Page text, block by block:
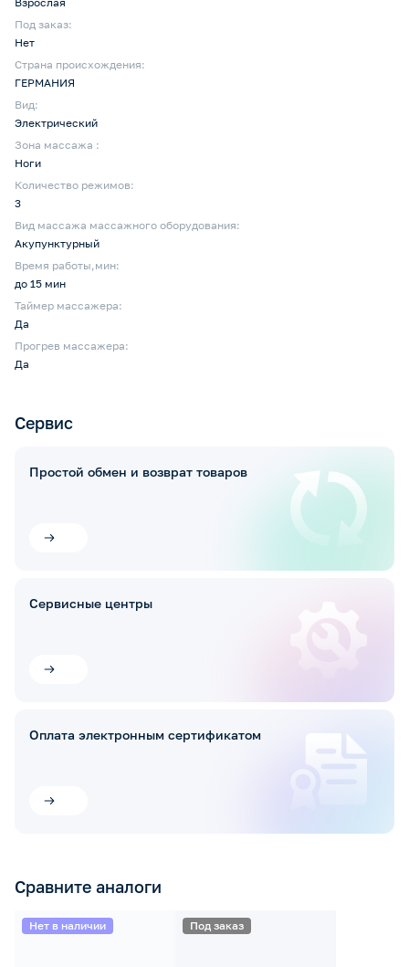
Под заказ:
Нет
Страна происхождения:
ГЕРМАНИЯ
Вид:
Электрический
Зона массажа :
Ноги
Количество режимов:
3
Вид массажа массажного оборудования:
Акупунктурный
Время работы,мин:
до 15 мин
Таймер массажера:
Да
Прогрев массажера:
Да
Сервис
Простой обмен и возврат товаров
Сервисные центры
Оплата электронным сертификатом
Сравните аналоги
Нет в наличии Под заказ